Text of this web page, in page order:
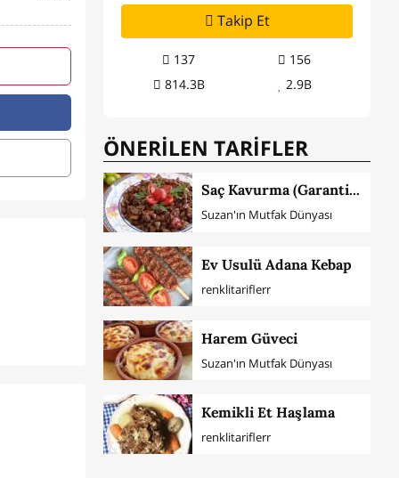
Takip Et
137
156
814.3B
2.9B
ÖNERİLEN TARİFLER
Saç Kavurma (Garanti Lezzet)
Suzan'ın Mutfak Dünyası
Ev Usulü Adana Kebap
renklitariflerr
Harem Güveci
Suzan'ın Mutfak Dünyası
Kemikli Et Haşlama
renklitariflerr